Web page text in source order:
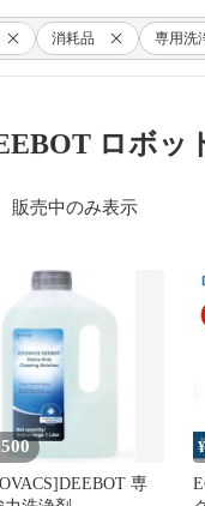
消耗品 専用洗
ロボッ
販売中のみ表示
専
¥